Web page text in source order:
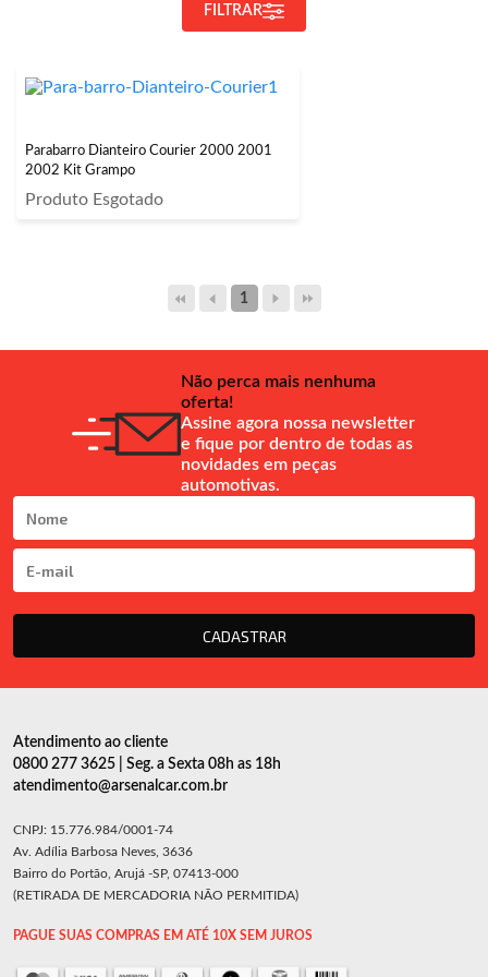
FILTRAR
Parabarro Dianteiro Courier 2000 2001
2002 Kit Grampo
Produto Esgotado
1
Não perca mais nenhuma
oferta!
Assine agora nossa newsletter
e fique por dentro de todas as
novidades em peças
automotivas.
CADASTRAR
Atendimento ao cliente
0800 277 3625 | Seg. a Sexta 08h as 18h
atendimento@arsenalcar.com.br
CNPJ: 15.776.984/0001-74
Av. Adília Barbosa Neves, 3636
Bairro do Portão, Arujá -SP, 07413-000
(RETIRADA DE MERCADORIA NÃO PERMITIDA)
PAGUE SUAS COMPRAS EM ATÉ 10X SEM JUROS